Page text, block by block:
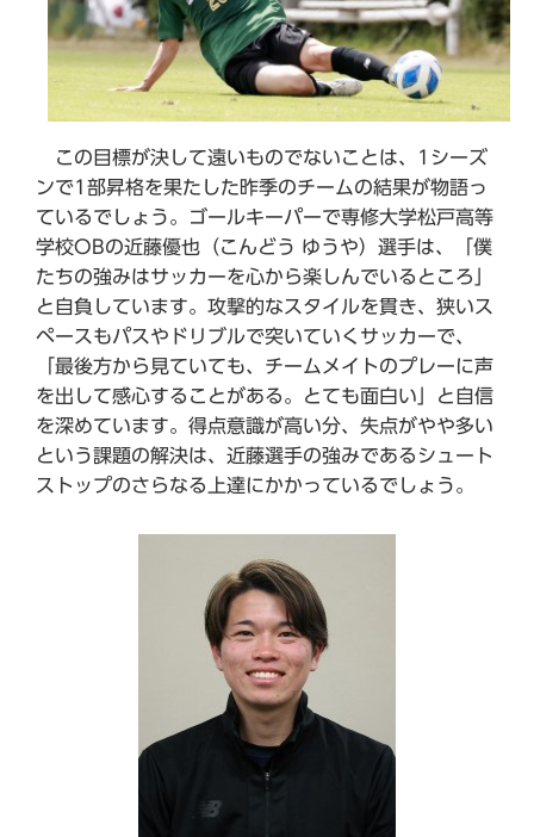
この目標が決して遠いものでないことは、1シーズ
ンで1部昇格を果たした昨季のチームの結果が物語っ
ているでしょう。ゴールキーパーで専修大学松戸高等
学校OBの近藤優也（こんどう ゆうや）選手は、「僕
たちの強みはサッカーを心から楽しんでいるところ」
と自負しています。攻撃的なスタイルを貫き、狭いス
ペースもパスやドリブルで突いていくサッカーで、
「最後方から見ていても、チームメイトのプレーに声
を出して感心することがある。とても面白い」と自信
を深めています。得点意識が高い分、失点がやや多い
という課題の解決は、近藤選手の強みであるシュート
ストップのさらなる上達にかかっているでしょう。